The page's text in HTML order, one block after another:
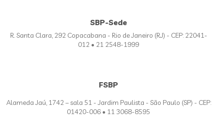
SBP-Sede
R. Santa Clara, 292 Copacabana - Rio de Janeiro (RJ) - CEP: 22041-
012 • 21 2548-1999
FSBP
Alameda Jaú, 1742 – sala 51 - Jardim Paulista - São Paulo (SP) - CEP:
01420-006 • 11 3068-8595